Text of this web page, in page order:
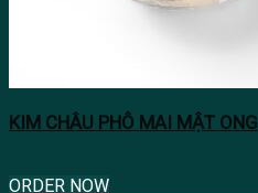
KIM CHÂU PHÔ MAI MẬT ONG
ORDER NOW